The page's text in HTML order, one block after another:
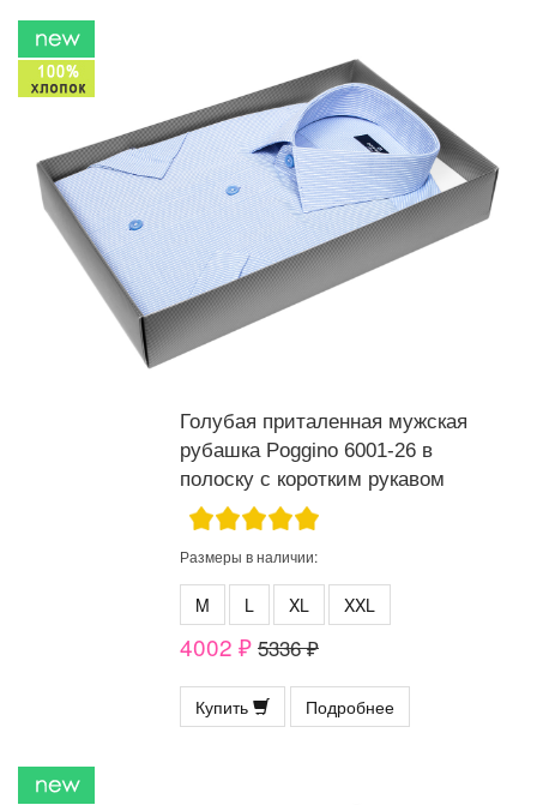
Голубая приталенная мужская
рубашка Poggino 6001-26 в
полоску с коротким рукавом
Размеры в наличии:
M L XL XXL
4002 ₽ 5336 ₽
Купить Подробнее